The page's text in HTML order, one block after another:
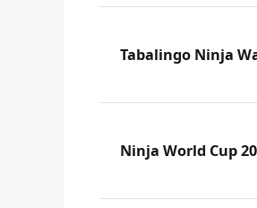
Tabalingo Ninja
Ninja World Cup